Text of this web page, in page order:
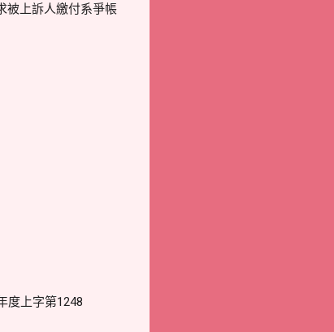
被上訴人繳付系爭帳
度上字第1248